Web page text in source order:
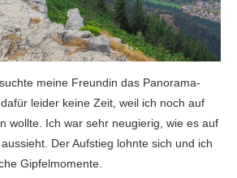
meine Freundin das Panorama-
leider keine Zeit, weil ich noch auf
wollte. Ich war sehr neugierig, wie es auf
Der Aufstieg lohnte sich und ich
Gipfelmomente.